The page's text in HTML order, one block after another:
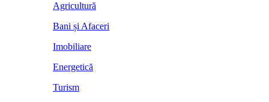
Agricultură
Bani și Afaceri
Imobiliare
Energetică
Turism